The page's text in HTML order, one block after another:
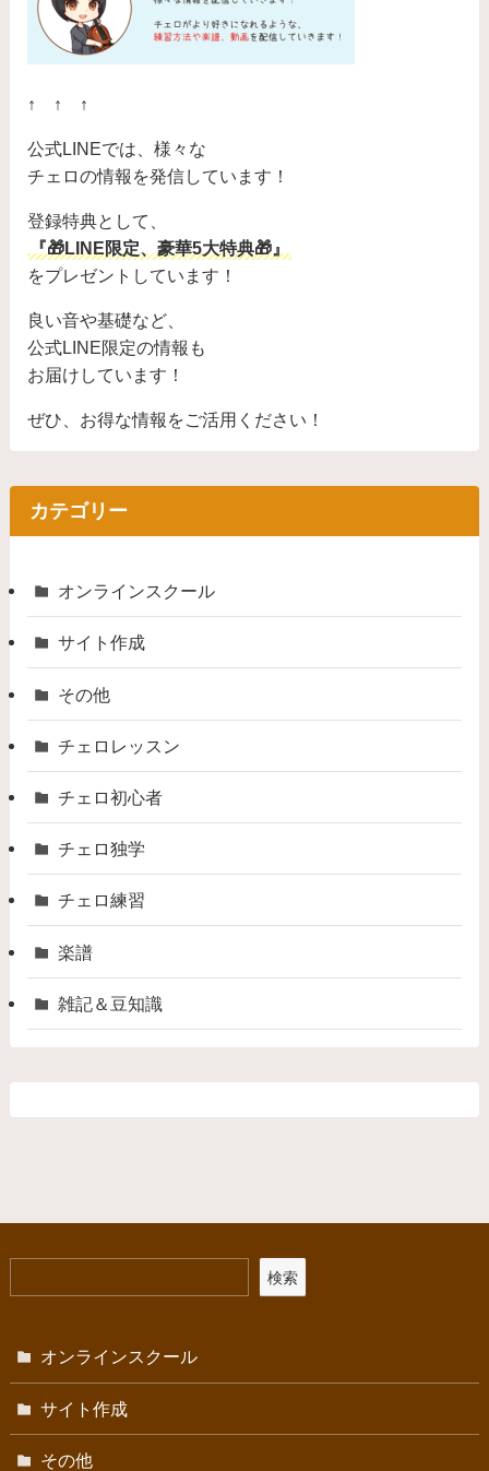
↑ ↑ ↑
公式LINEでは、様々な
チェロの情報を発信しています！
登録特典として、
『🎁LINE限定、豪華5大特典🎁』
をプレゼントしています！
良い音や基礎など、
公式LINE限定の情報も
お届けしています！
ぜひ、お得な情報をご活用ください！
カテゴリー
オンラインスクール
サイト作成
その他
チェロレッスン
チェロ初心者
チェロ独学
チェロ練習
楽譜
雑記＆豆知識
検索
オンラインスクール
サイト作成
その他